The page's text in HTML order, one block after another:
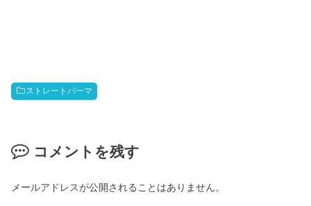
ストレートパーマ
コメントを残す
メールアドレスが公開されることはありません。